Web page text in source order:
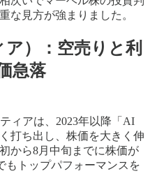
な見方が強まりました。
）：空売りと利
急落
ィアは、2023年以降「AI
打ち出し、株価を大きく伸
から8月中旬までに株価が
もトップパフォーマンスを